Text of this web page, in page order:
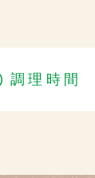
調理時間